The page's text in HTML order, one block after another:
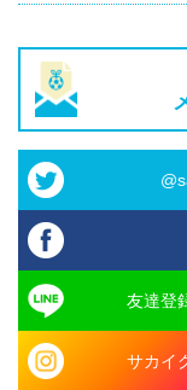
友達登
サカイ